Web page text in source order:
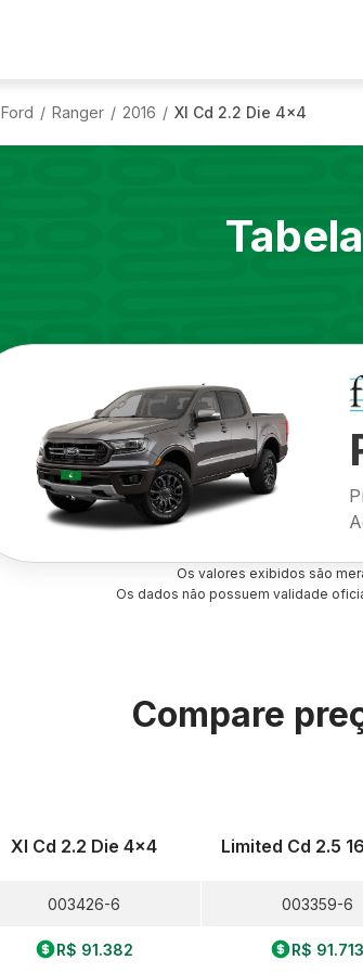
Ford / Ranger / 2016 / Xl Cd 2.2 Die 4x4
Os valores exibidos são
Os dados não possuem validade
Compare
Xl Cd 2.2 Die 4x4
003426-6
R$ 91.382
Limited Cd 2.5
003359-6
R$ 91.713